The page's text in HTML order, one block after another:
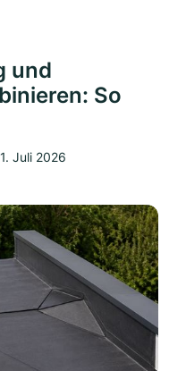
und
So
Juli 2026